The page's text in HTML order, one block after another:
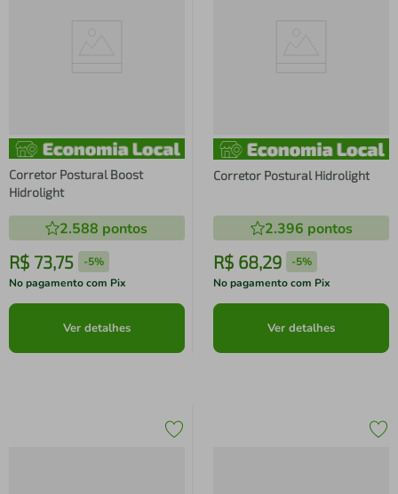
Corretor Postural Boost
Hidrolight
2.588 pontos
R$ 73,75 -5%
No pagamento com Pix
Ver detalhes
Corretor Postural Hidrolight
2.396 pontos
R$ 68,29 -5%
No pagamento com Pix
Ver detalhes